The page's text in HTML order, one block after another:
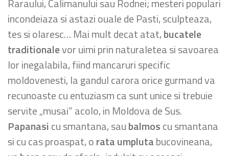
Raraului, Calimanului sau Rodnei; mesteri populari
incondeiaza si astazi ouale de Pasti, sculpteaza,
tes si olaresc… Mai mult decat atat,bucatele
traditionalevor uimi prin naturaletea si savoarea
lor inegalabila, fiind mancaruri specific
moldovenesti, la gandul carora orice gurmand va
recunoaste cu entuziasm ca sunt unice si trebuie
servite „musai” acolo, in Moldova de Sus.
Papanasicu smantana, saubalmoscu smantana
si cu cas proaspat, orata umplutabucovineana,